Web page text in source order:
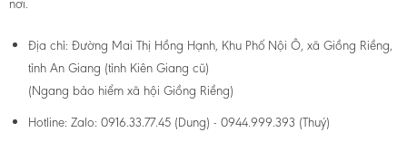
nơi.
Địa chỉ: Đường Mai Thị Hồng Hạnh, Khu Phố Nội Ô, xã Giồng Riềng,
tỉnh An Giang (tỉnh Kiên Giang cũ)
(Ngang bảo hiểm xã hội Giồng Riềng)
Hotline: Zalo: 0916.33.77.45 (Dung) - 0944.999.393 (Thuý)